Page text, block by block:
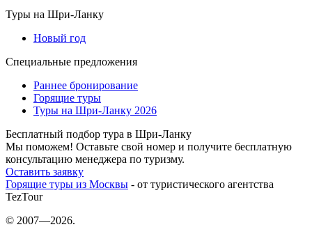
Туры на Шри-Ланку
Новый год
Специальные предложения
Раннее бронирование
Горящие туры
Туры на Шри-Ланку 2026
Бесплатный подбор тура в Шри-Ланку
Мы поможем! Оставьте свой номер и получите бесплатную
консультацию менеджера по туризму.
Оставить заявку
Горящие туры из Москвы - от туристического агентства
TezTour
© 2007—2026.